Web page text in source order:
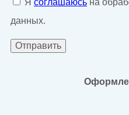
Я соглашаюсь на
данных.